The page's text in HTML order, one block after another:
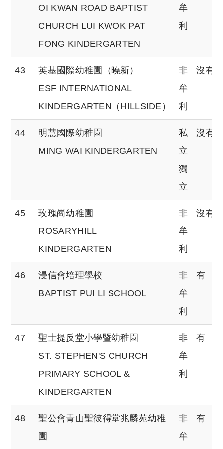
OI KWAN ROAD BAPTIST
CHURCH LUI KWOK PAT
FONG KINDERGARTEN
牟
利
43
英基國際幼稚園（曉新）
ESF INTERNATIONAL
KINDERGARTEN（HILLSIDE）
非
牟
利
沒有
44
明慧國際幼稚園
MING WAI KINDERGARTEN
私
立
獨
立
沒有
45
玫瑰崗幼稚園
ROSARYHILL
KINDERGARTEN
非
牟
利
沒有
46
浸信會培理學校
BAPTIST PUI LI SCHOOL
非
牟
利
有
47
聖士提反堂小學暨幼稚園
ST. STEPHEN'S CHURCH
PRIMARY SCHOOL &
KINDERGARTEN
非
牟
利
有
48
聖公會青山聖彼得堂兆麟苑幼稚
園
非
牟
有